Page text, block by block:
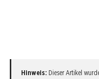
Hinweis: Dieser Artikel